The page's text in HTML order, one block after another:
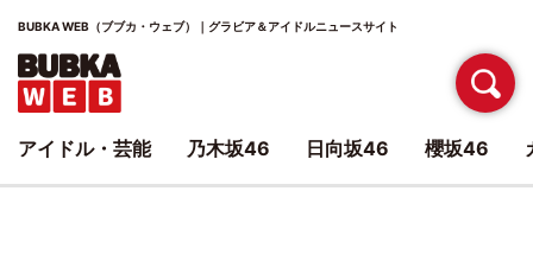
BUBKA WEB（ブブカ・ウェブ）｜グラビア＆アイドルニュースサイト
アイドル・芸能 乃木坂46 日向坂46 櫻坂46